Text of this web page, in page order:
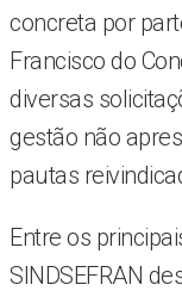
concreta por
Francisco do
diversas
gestão não
pautas
Entre os
SINDSEFRAN